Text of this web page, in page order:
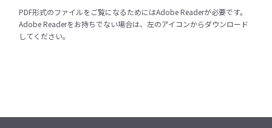
PDF形式のファイルをご覧になるためにはAdobe Readerが必要です。
Adobe Readerをお持ちでない場合は、左のアイコンからダウンロード
してください。